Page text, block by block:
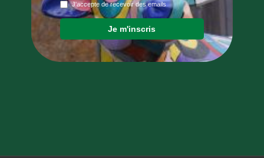
J'accepte de recevoir des emails
Je m'inscris